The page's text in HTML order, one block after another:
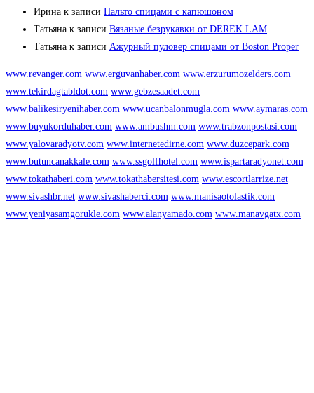
Ирина к записи Пальто спицами с капюшоном
Татьяна к записи Вязаные безрукавки от DEREK LAM
Татьяна к записи Ажурный пуловер спицами от Boston Proper
www.revanger.com www.erguvanhaber.com www.erzurumozelders.com
www.tekirdagtabldot.com www.gebzesaadet.com
www.balikesiryenihaber.com www.ucanbalonmugla.com www.aymaras.com
www.buyukorduhaber.com www.ambushm.com www.trabzonpostasi.com
www.yalovaradyotv.com www.internetedirne.com www.duzcepark.com
www.butuncanakkale.com www.ssgolfhotel.com www.ispartaradyonet.com
www.tokathaberi.com www.tokathabersitesi.com www.escortlarrize.net
www.sivashbr.net www.sivashaberci.com www.manisaotolastik.com
www.yeniyasamgorukle.com www.alanyamado.com www.manavgatx.com